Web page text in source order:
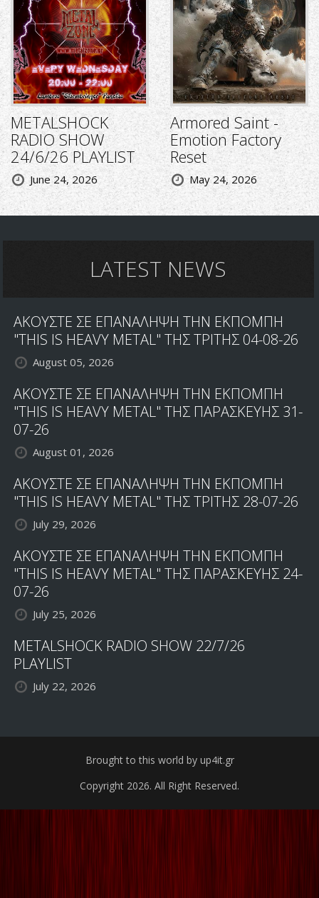
METALSHOCK
RADIO SHOW
24/6/26 PLAYLIST
June 24, 2026
Armored Saint -
Emotion Factory
Reset
May 24, 2026
LATEST NEWS
ΑΚΟΥΣΤΕ ΣΕ ΕΠΑΝΑΛΗΨΗ ΤΗΝ ΕΚΠΟΜΠΗ
"THIS IS HEAVY METAL" ΤΗΣ ΤΡΙΤΗΣ 04-08-26
August 05, 2026
ΑΚΟΥΣΤΕ ΣΕ ΕΠΑΝΑΛΗΨΗ ΤΗΝ ΕΚΠΟΜΠΗ
"THIS IS HEAVY METAL" ΤΗΣ ΠΑΡΑΣΚΕΥΗΣ 31-
07-26
August 01, 2026
ΑΚΟΥΣΤΕ ΣΕ ΕΠΑΝΑΛΗΨΗ ΤΗΝ ΕΚΠΟΜΠΗ
"THIS IS HEAVY METAL" ΤΗΣ ΤΡΙΤΗΣ 28-07-26
July 29, 2026
ΑΚΟΥΣΤΕ ΣΕ ΕΠΑΝΑΛΗΨΗ ΤΗΝ ΕΚΠΟΜΠΗ
"THIS IS HEAVY METAL" ΤΗΣ ΠΑΡΑΣΚΕΥΗΣ 24-
07-26
July 25, 2026
METALSHOCK RADIO SHOW 22/7/26
PLAYLIST
July 22, 2026
Brought to this world by up4it.gr
Copyright 2026. All Right Reserved.